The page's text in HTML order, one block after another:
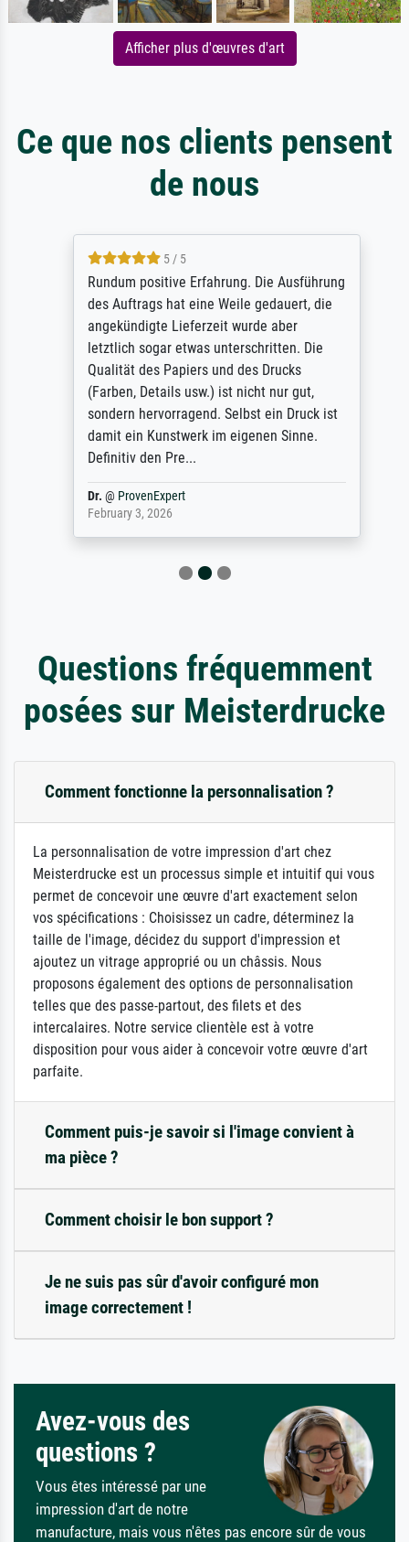
Afficher plus d'œuvres d'art
Ce que nos clients pensent
de nous
5 / 5
Rundum positive Erfahrung. Die Ausführung
des Auftrags hat eine Weile gedauert, die
angekündigte Lieferzeit wurde aber
letztlich sogar etwas unterschritten. Die
Qualität des Papiers und des Drucks
(Farben, Details usw.) ist nicht nur gut,
sondern hervorragend. Selbst ein Druck ist
damit ein Kunstwerk im eigenen Sinne.
Definitiv den Pre...
Dr.@ProvenExpert
February 3, 2026
Questions fréquemment
posées sur Meisterdrucke
Comment fonctionne la personnalisation ?
La personnalisation de votre impression d'art chez
Meisterdrucke est un processus simple et intuitif qui vous
permet de concevoir une œuvre d'art exactement selon
vos spécifications : Choisissez un cadre, déterminez la
taille de l'image, décidez du support d'impression et
ajoutez un vitrage approprié ou un châssis. Nous
proposons également des options de personnalisation
telles que des passe-partout, des filets et des
intercalaires. Notre service clientèle est à votre
disposition pour vous aider à concevoir votre œuvre d'art
parfaite.
Comment puis-je savoir si l'image convient à
ma pièce ?
Comment choisir le bon support ?
Je ne suis pas sûr d'avoir configuré mon
image correctement !
Avez-vous des
questions ?
Vous êtes intéressé par une
impression d'art de notre
manufacture, mais vous n'êtes pas encore sûr de vous